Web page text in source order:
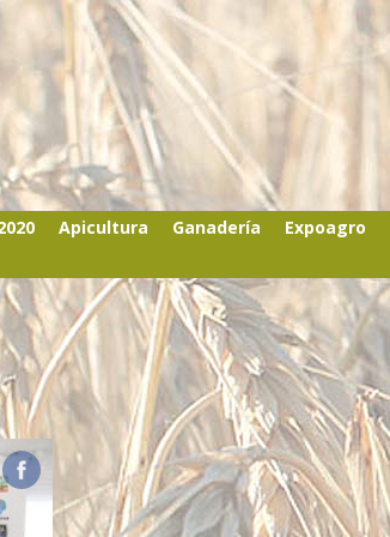
Apicultura Ganadería Expoagro